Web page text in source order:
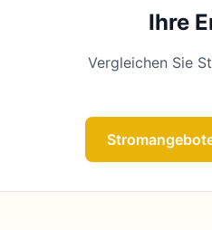
Ihre
Vergleichen Sie